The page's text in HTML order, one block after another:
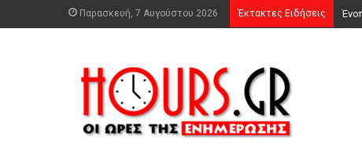
Παρασκευή, 7 Αυγούστου 2026 Έκτακτες Ειδήσεις